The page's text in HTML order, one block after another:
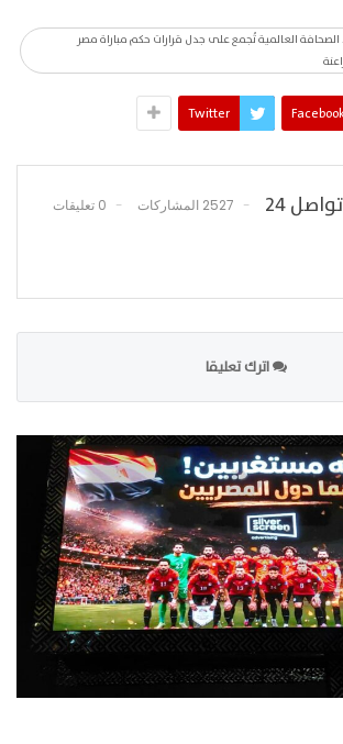
العالمية تُجمع على جدل قرارات حكم مباراة مصر
Twitter
تواصل 24 2527 المشاركات 0 تعليقات
اترك تعليقا